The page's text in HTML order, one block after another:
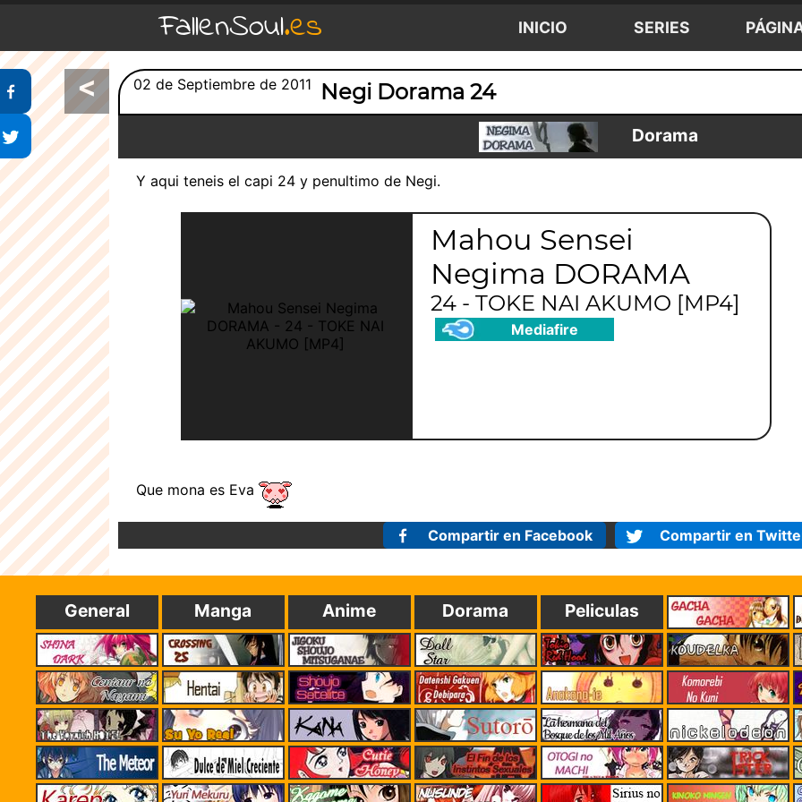
FallenSoul.es INICIO SERIES
<
Compartir en Facebook
Compartir en Twitter
02 de Septiembre de 2011 Negi Dorama 24
Dorama
Y aqui teneis el capi 24 y penultimo de Negi.
Mahou Sensei
Negima DORAMA
24 - TOKE NAI AKUMO [MP4]
Mediafire
Que mona es Eva
Compartir en Facebook Compartir en
General Manga Anime Dorama Peliculas